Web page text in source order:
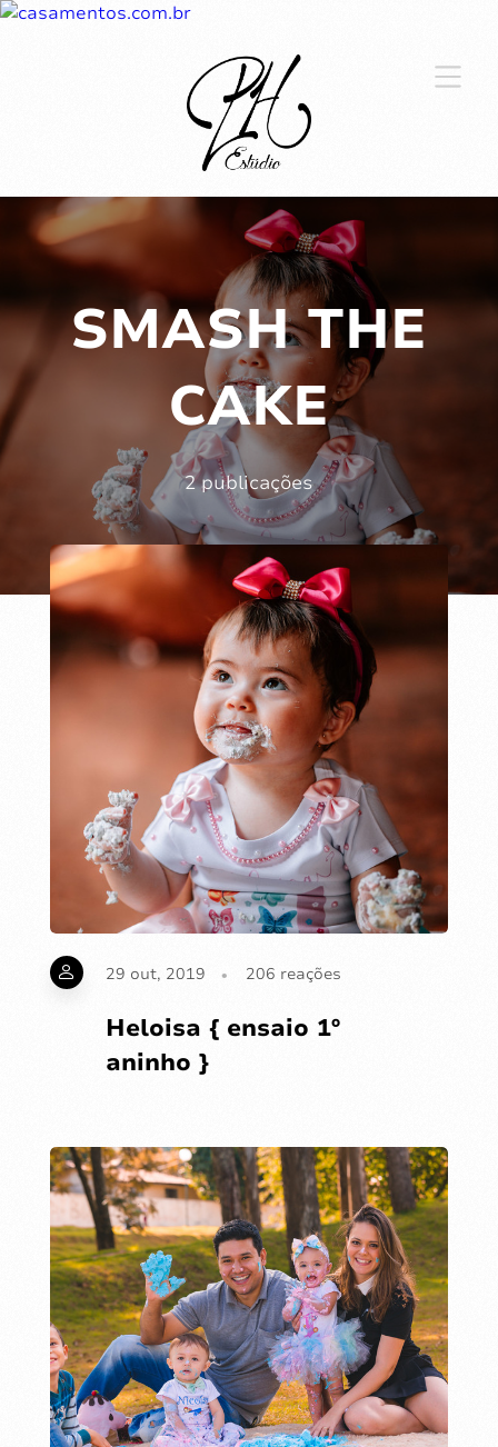
SMASH THE
CAKE
2 publicações
29 out, 2019 206 reações
Heloisa { ensaio 1º
aninho }